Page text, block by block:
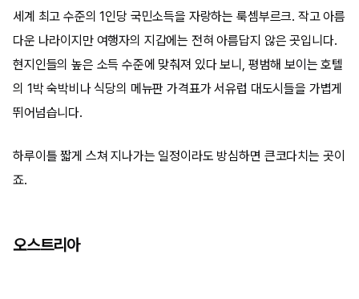
세계 최고 수준의 1인당 국민소득을 자랑하는 룩셈부르크. 작고 아름
다운 나라이지만 여행자의 지갑에는 전혀 아름답지 않은 곳입니다.
현지인들의 높은 소득 수준에 맞춰져 있다 보니, 평범해 보이는 호텔
의 1박 숙박비나 식당의 메뉴판 가격표가 서유럽 대도시들을 가볍게
뛰어넘습니다.
하루이틀 짧게 스쳐 지나가는 일정이라도 방심하면 큰코다치는 곳이
죠.
오스트리아